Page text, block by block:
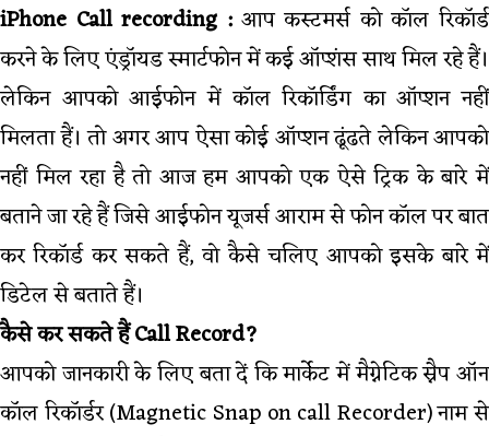
iPhone Call recording :आप कस्टमर्स को कॉल रिकॉर्ड
करने के लिए एंड्रॉयड स्मार्टफोन में कई ऑप्शंस साथ मिल रहे हैं।
लेकिन आपको आईफोन में कॉल रिकॉर्डिंग का ऑप्शन नहीं
मिलता हैं। तो अगर आप ऐसा कोई ऑप्शन ढूंढते लेकिन आपको
नहीं मिल रहा है तो आज हम आपको एक ऐसे ट्रिक के बारे में
बताने जा रहे हैं जिसे आईफोन यूजर्स आराम से फोन कॉल पर बात
कर रिकॉर्ड कर सकते हैं, वो कैसे चलिए आपको इसके बारे में
डिटेल से बताते हैं।
कैसे कर सकते हैं Call Record?
आपको जानकारी के लिए बता दें कि मार्केट में मैग्नेटिक स्नैप ऑन
कॉल रिकॉर्डर (Magnetic Snap on call Recorder) नाम से